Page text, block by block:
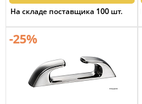
На складе поставщика 100 шт.
-25%